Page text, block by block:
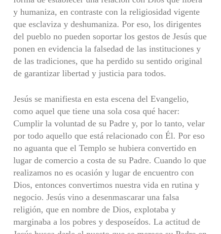
y humaniza, en contraste con la religiosidad vigente
que esclaviza y deshumaniza. Por eso, los dirigentes
del pueblo no pueden soportar los gestos de Jesús que
ponen en evidencia la falsedad de las instituciones y
de las tradiciones, que ha perdido su sentido original
de garantizar libertad y justicia para todos.
Jesús se manifiesta en esta escena del Evangelio,
como aquel que tiene una sola cosa qué hacer:
Cumplir la voluntad de su Padre y, por lo tanto, velar
por todo aquello que está relacionado con Él. Por eso
no aguanta que el Templo se hubiera convertido en
lugar de comercio a costa de su Padre. Cuando lo que
realizamos no es ocasión y lugar de encuentro con
Dios, entonces convertimos nuestra vida en rutina y
negocio. Jesús vino a desenmascarar una falsa
religión, que en nombre de Dios, explotaba y
marginaba a los pobres y desposeídos. La actitud de